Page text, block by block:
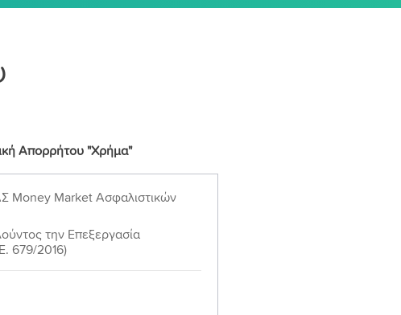
Απορρήτου​ "Χρήμα"
Market Ασφαλιστικών
την Επεξεργασία
679/2016)